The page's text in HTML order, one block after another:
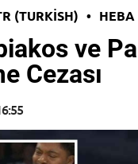
(TURKISH) • HEBA
ve
Cezası